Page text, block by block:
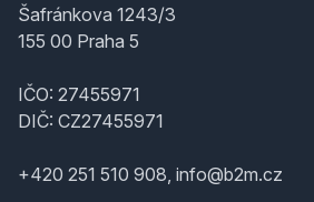
Šafránkova 1243/3
155 00 Praha 5
IČO: 27455971
DIČ: CZ27455971
+420 251 510 908, info@b2m.cz